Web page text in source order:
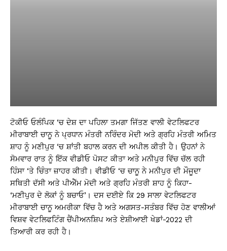
ਟੋਕੀਓ ਓਲੰਪਿਕ ‘ਚ ਦੇਸ਼ ਦਾ ਪਹਿਲਾ ਤਮਗਾ ਜਿੱਤਣ ਵਾਲੀ ਵੇਟਲਿਫਟਰ
ਮੀਰਾਬਾਈ ਚਾਨੂ ਨੇ ਪ੍ਰਧਾਨ ਮੰਤਰੀ ਨਰਿੰਦਰ ਮੋਦੀ ਅਤੇ ਗ੍ਰਹਿ ਮੰਤਰੀ ਅਮਿਤ
ਸ਼ਾਹ ਨੂੰ ਮਣੀਪੁਰ ‘ਚ ਸ਼ਾਂਤੀ ਬਹਾਲ ਕਰਨ ਦੀ ਅਪੀਲ ਕੀਤੀ ਹੈ। ਉਹਨਾਂ ਨੇ
ਸੋਮਵਾਰ ਰਾਤ ਨੂੰ ਇੱਕ ਵੀਡੀਓ ਪੋਸਟ ਕੀਤਾ ਅਤੇ ਮਨੀਪੁਰ ਵਿੱਚ ਚੱਲ ਰਹੀ
ਹਿੰਸਾ ‘ਤੇ ਚਿੰਤਾ ਜ਼ਾਹਰ ਕੀਤੀ। ਵੀਡੀਓ ‘ਚ ਚਾਨੂ ਨੇ ਮਨੀਪੁਰ ਦੀ ਮੌਜੂਦਾ
ਸਥਿਤੀ ਦੱਸੀ ਅਤੇ ਪੀਐੱਮ ਮੋਦੀ ਅਤੇ ਗ੍ਰਹਿ ਮੰਤਰੀ ਸ਼ਾਹ ਨੂੰ ਕਿਹਾ-
‘ਮਣੀਪੁਰ ਦੇ ਲੋਕਾਂ ਨੂੰ ਬਚਾਓ’। ਦਸ ਦਈਏ ਕਿ 29 ਸਾਲਾ ਵੇਟਲਿਫਟਰ
ਮੀਰਾਬਾਈ ਚਾਨੂ ਅਮਰੀਕਾ ਵਿੱਚ ਹੈ ਅਤੇ ਅਗਸਤ-ਸਤੰਬਰ ਵਿੱਚ ਹੋਣ ਵਾਲੀਆਂ
ਵਿਸ਼ਵ ਵੇਟਲਿਫਟਿੰਗ ਚੈਂਪੀਅਨਸ਼ਿਪ ਅਤੇ ਏਸ਼ੀਆਈ ਖੇਡਾਂ-2022 ਦੀ
ਤਿਆਰੀ ਕਰ ਰਹੀ ਹੈ।